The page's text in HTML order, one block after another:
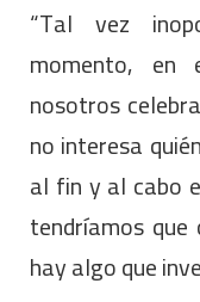
“Tal vez
momento, en
nosotros
no interesa
al fin y al cabo
tendríamos
hay algo que